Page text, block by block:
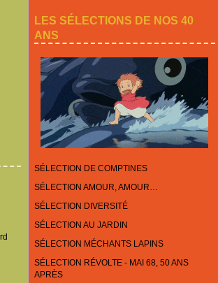
LES SÉLECTIONS DE NOS 40
ANS
SÉLECTION DE COMPTINES
SÉLECTION AMOUR, AMOUR…
SÉLECTION DIVERSITÉ
SÉLECTION AU JARDIN
SÉLECTION MÉCHANTS LAPINS
SÉLECTION RÉVOLTE - MAI 68, 50 ANS
APRÈS